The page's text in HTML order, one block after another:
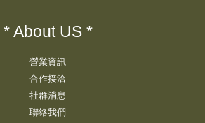
* About US *
營業資訊
合作接洽
社群消息
聯絡我們